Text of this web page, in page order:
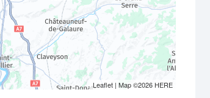
Leaflet| Map ©2026 HERE